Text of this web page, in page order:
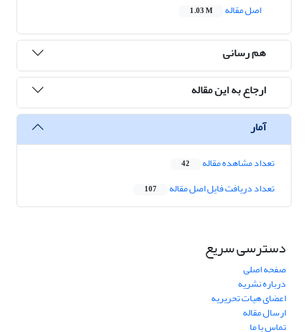
اصل مقاله
1.03 M
هم رسانی
ارجاع به این مقاله
آمار
تعداد مشاهده مقاله 42
تعداد دریافت فایل اصل مقاله 107
دسترسی سریع
صفحه اصلی
درباره نشریه
اعضای هیات تحریریه
ارسال مقاله
تماس با ما